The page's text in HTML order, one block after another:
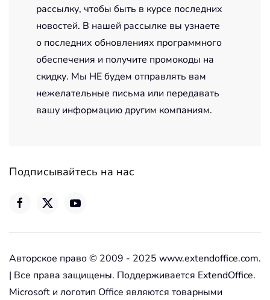
рассылку, чтобы быть в курсе последних
новостей. В нашей рассылке вы узнаете
о последних обновлениях программного
обеспечения и получите промокоды на
скидку. Мы НЕ будем отправлять вам
нежелательные письма или передавать
вашу информацию другим компаниям.
Подписывайтесь на нас
Авторское право © 2009 - 2025 www.extendoffice.com.
| Все права защищены. Поддерживается ExtendOffice.
Microsoft и логотип Office являются товарными